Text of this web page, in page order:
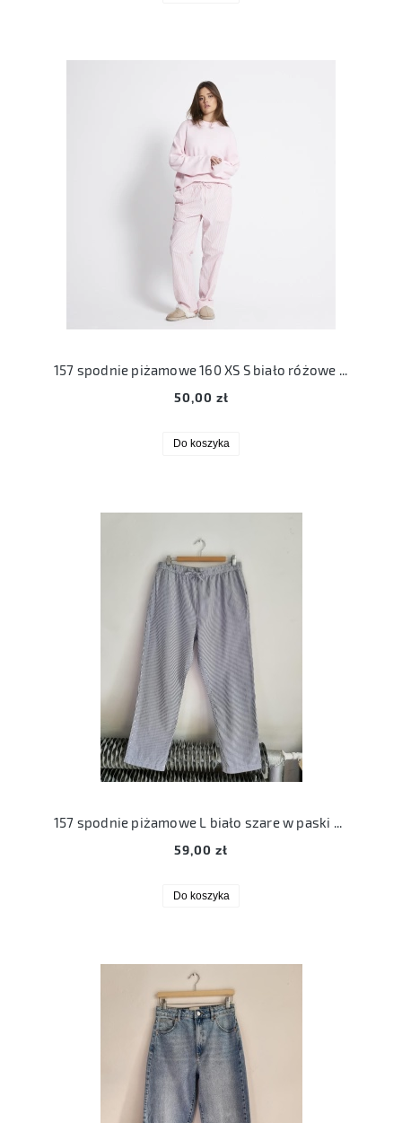
157 spodnie piżamowe 160 XS S biało różowe w paski
50,00 zł
Do koszyka
157 spodnie piżamowe L biało szare w paski 40 bawełna
59,00 zł
Do koszyka